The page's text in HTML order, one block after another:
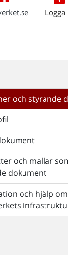
Logga
och styrande
och mallar
dokument
och hjälp om